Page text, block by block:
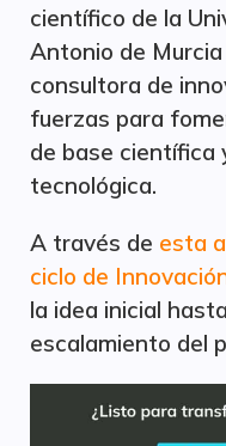
científico de la
Antonio de
consultora de
fuerzas para
de base científica
tecnológica.
A través de esta
ciclo de
la idea inicial
escalamiento del